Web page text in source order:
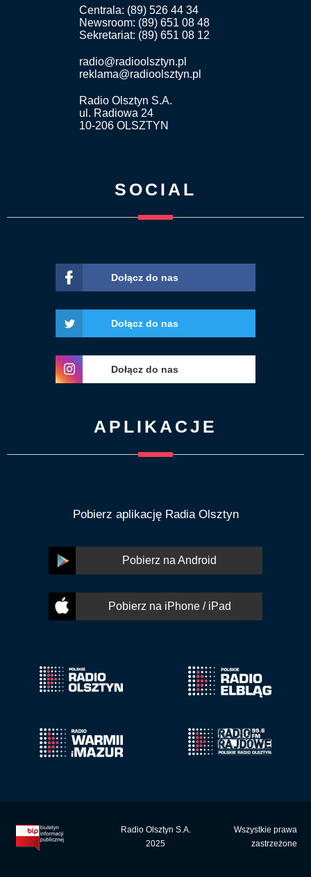
Centrala: (89) 526 44 34
Newsroom: (89) 651 08 48
Sekretariat: (89) 651 08 12
radio@radioolsztyn.pl
reklama@radioolsztyn.pl
Radio Olsztyn S.A.
ul. Radiowa 24
10-206 OLSZTYN
SOCIAL
Dołącz do nas
Dołącz do nas
Dołącz do nas
APLIKACJE
Pobierz aplikację Radia Olsztyn
Pobierz na Android
Pobierz na iPhone / iPad
Radio Olsztyn S.A.
2025
Wszystkie prawa
zastrzeżone